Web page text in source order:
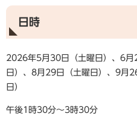
日時
2026年5月30日（土曜日）、6
日）、8月29日（土曜日）、9月
日）
午後1時30分～3時30分